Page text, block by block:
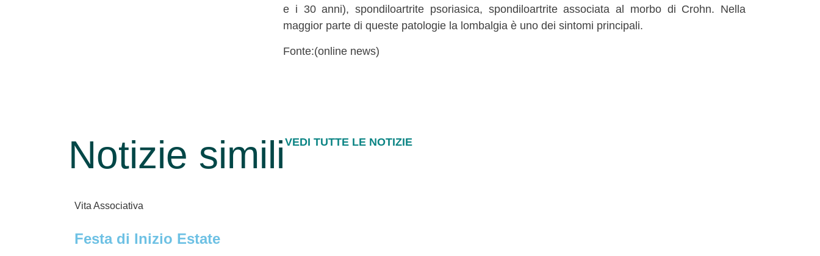
e i 30 anni), spondiloartrite psoriasica, spondiloartrite associata al morbo di Crohn. Nella
maggior parte di queste patologie la lombalgia è uno dei sintomi principali.
Fonte:(online news)
Notizie simili VEDI TUTTE LE NOTIZIE
Vita Associativa
Festa di Inizio Estate